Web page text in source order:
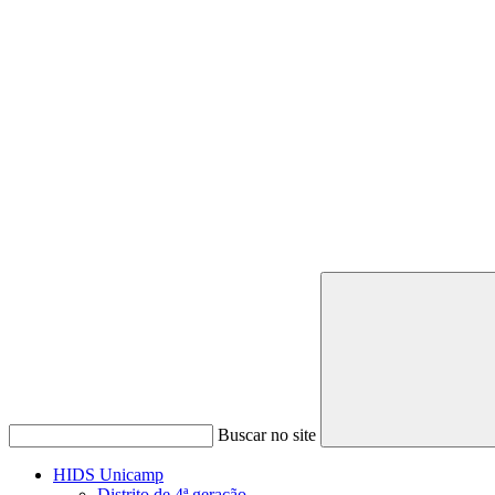
Buscar no site
HIDS Unicamp